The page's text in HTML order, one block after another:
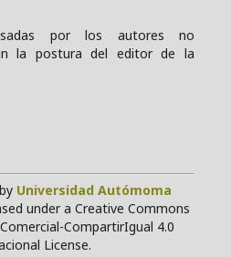
por los autores no
la postura del editor de la
by Universidad Autómoma
under a Creative Commons
CompartirIgual 4.0
License.